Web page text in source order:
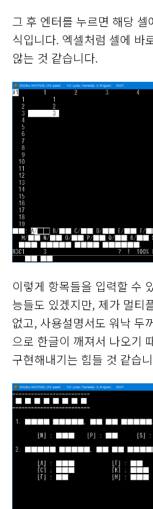
그 후 엔터를 누르면 해당
식입니다. 엑셀처럼 셀에 바
않는 것 같습니다.
이렇게 항목들을 입력할 수
능들도 있겠지만, 제가 멀티
없고, 사용설명서도 워낙 두
으로 한글이 깨져서 나오기
구현해내기는 힘들 것 같습